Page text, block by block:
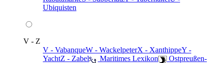
Ubiquisten
V - Z
V - VabanqueW - WackelpeterX - XanthippeY -
YachtZ - Zabel ️ Maritimes Lexikon
️ Ostpreußen-